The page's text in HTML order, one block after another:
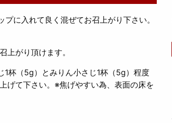
入れて良く混ぜてお召上がり下さい。
がり頂けます。
杯（5g）とみりん小さじ1杯（5g）程度
げて下さい。※焦げやすい為、表面の床を